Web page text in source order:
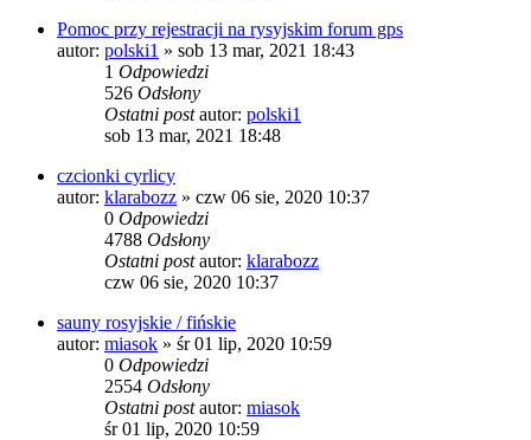
Pomoc przy rejestracji na rysyjskim forum gps
autor: polski1 » sob 13 mar, 2021 18:43
1 Odpowiedzi
526 Odsłony
Ostatni postautor: polski1
sob 13 mar, 2021 18:48
czcionki cyrlicy
autor: klarabozz » czw 06 sie, 2020 10:37
0 Odpowiedzi
4788 Odsłony
Ostatni postautor: klarabozz
czw 06 sie, 2020 10:37
sauny rosyjskie / fińskie
autor: miasok » śr 01 lip, 2020 10:59
0 Odpowiedzi
2554 Odsłony
Ostatni postautor: miasok
śr 01 lip, 2020 10:59